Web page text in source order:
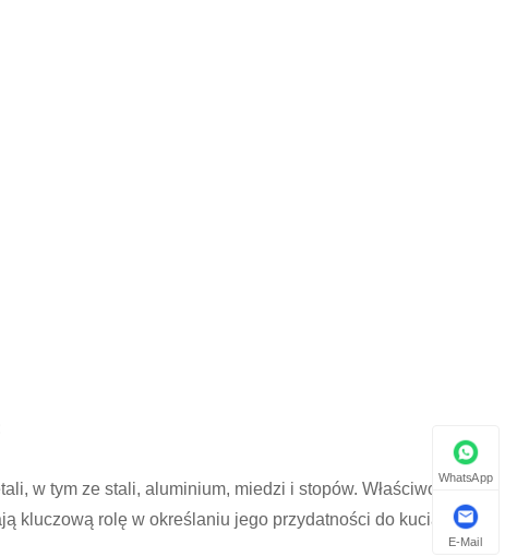
w tym ze stali, aluminium, miedzi i stopów. Właściwości
kluczową rolę w określaniu jego przydatności do kucia
WhatsApp
E-Mail